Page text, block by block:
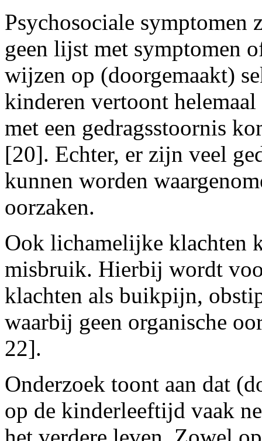
Psychosociale symptomen
geen lijst met symptomen
wijzen op (doorgemaakt)
kinderen vertoont
met een gedragsstoornis
[20]. Echter, er zijn veel
kunnen worden
oorzaken.
Ook lichamelijke klachten
misbruik. Hierbij wordt
klachten als buikpijn,
waarbij geen organische
22].
Onderzoek toont aan dat
op de kinderleeftijd vaak